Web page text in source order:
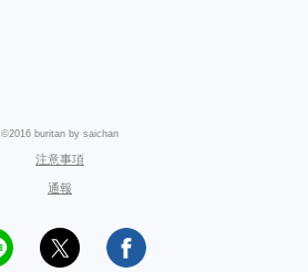
©2016 buritan by saichan
注意事項
通報